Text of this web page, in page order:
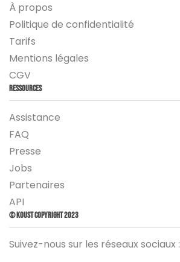
À propos
Politique de confidentialité
Tarifs
Mentions légales
CGV
Ressources
Assistance
FAQ
Presse
Jobs
Partenaires
API
© Koust Copyright 2023
Suivez-nous sur les réseaux sociaux :